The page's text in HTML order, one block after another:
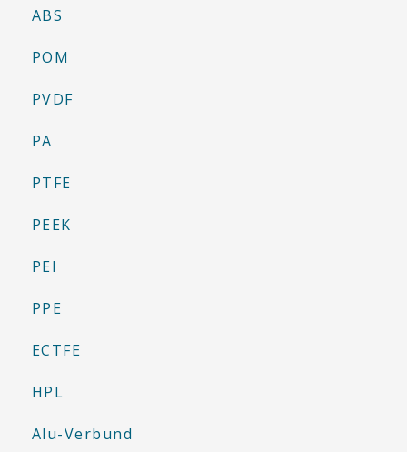
ABS
POM
PVDF
PA
PTFE
PEEK
PEI
PPE
ECTFE
HPL
Alu-Verbund